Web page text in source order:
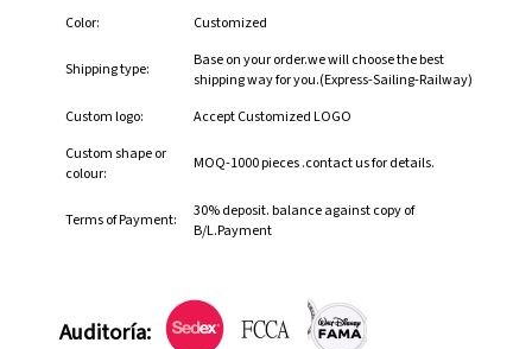
Color:
Customized
Shipping type:
Base on your order.we will choose the best
shipping way for you.(Express-Sailing-Railway)
Custom logo:
Accept Customized LOGO
Custom shape or
colour:
MOQ-1000 pieces .contact us for details.
Terms of Payment:
30% deposit. balance against copy of
B/L.Payment
Auditoría: